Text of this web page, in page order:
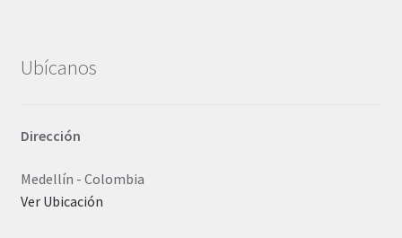
Ubícanos
Dirección
Medellín - Colombia
Ver Ubicación